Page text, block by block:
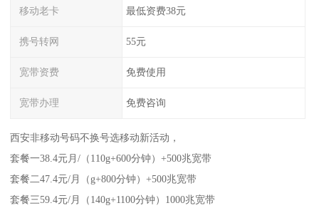
移动老卡 最低资费38元
携号转网 55元
宽带资费 免费使用
宽带办理 免费咨询
西安非移动号码不换号选移动新活动，
套餐一38.4元月/（110g+600分钟）+500兆宽带
套餐二47.4元/月（g+800分钟）+500兆宽带
套餐三59.4元/月（140g+1100分钟）1000兆宽带